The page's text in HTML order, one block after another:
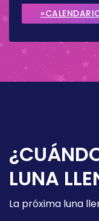
LUNA
La próxima luna